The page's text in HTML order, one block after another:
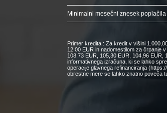
Minimalni mesečni znesek poplačila
Primer kredita : Za kredit v višini
12,00 EUR in nadomestilom za črpanje
108,73 EUR, 105,30 EUR, 104,96
informativnega izračuna, ki se lahko
operacije glavnega refinanciranja
obrestne mere se lahko znatno poveča